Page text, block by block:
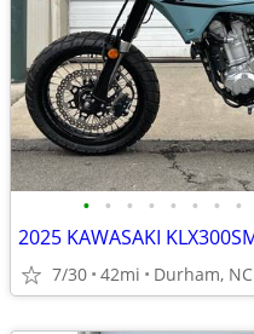
• • • • • • • •
7/30 42mi Durham, NC